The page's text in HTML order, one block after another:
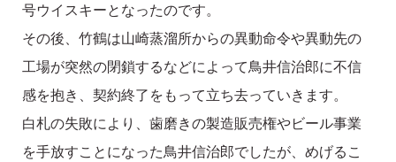
号ウイスキーとなったのです。
その後、竹鶴は山崎蒸溜所からの異動命令や異動先の
工場が突然の閉鎖するなどによって鳥井信治郎に不信
感を抱き、契約終了をもって立ち去っていきます。
白札の失敗により、歯磨きの製造販売権やビール事業
を手放すことになった鳥井信治郎でしたが、めげるこ